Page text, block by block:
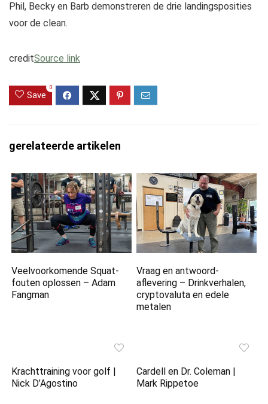
Phil, Becky en Barb demonstreren de drie landingsposities
voor de clean.
creditSource link
Save
0
gerelateerde artikelen
Veelvoorkomende Squat-
fouten oplossen – Adam
Fangman
Vraag en antwoord-
aflevering – Drinkverhalen,
cryptovaluta en edele
metalen
Krachttraining voor golf |
Nick D’Agostino
Cardell en Dr. Coleman |
Mark Rippetoe